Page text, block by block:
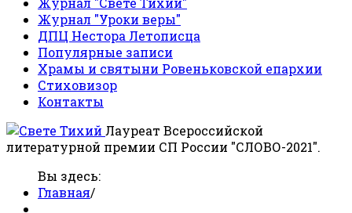
Журнал "Уроки веры"
ДПЦ Нестора Летописца
Популярные записи
Храмы и святыни Ровеньковской епархии
Стиховизор
Контакты
Лауреат Всероссийской
литературной премии СП России "СЛОВО-2021".
Вы здесь:
Главная/